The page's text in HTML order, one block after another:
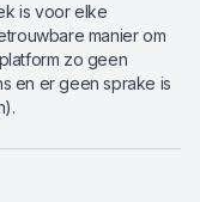
is voor elke
manier om
zo geen
en er geen sprake is